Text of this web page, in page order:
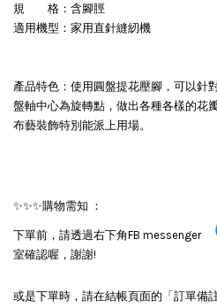
規 格：含腳脛
適用機型：家用直針縫紉機
產品特色：使用圓盤提花壓腳，可以針
盤軸中心為旋轉點，做出各種各樣的花
布藝裝飾特別能派上用場。
✨✨✨購物需知 ：
下單前，請透過右下角FB messenger
室確認喔，謝謝!
或是下單時，請在結帳頁面的「訂單備